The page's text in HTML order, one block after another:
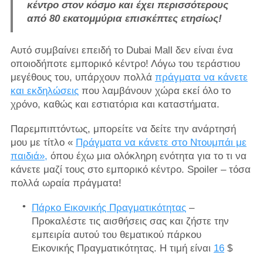
κέντρο στον κόσμο και έχει περισσότερους
από 80 εκατομμύρια επισκέπτες ετησίως!
Αυτό συμβαίνει επειδή το Dubai Mall δεν είναι ένα
οποιοδήποτε εμπορικό κέντρο! Λόγω του τεράστιου
μεγέθους του, υπάρχουν πολλά πράγματα να κάνετε
και εκδηλώσεις που λαμβάνουν χώρα εκεί όλο το
χρόνο, καθώς και εστιατόρια και καταστήματα.
Παρεμπιπτόντως, μπορείτε να δείτε την ανάρτησή
μου με τίτλο « Πράγματα να κάνετε στο Ντουμπάι με
παιδιά», όπου έχω μια ολόκληρη ενότητα για το τι να
κάνετε μαζί τους στο εμπορικό κέντρο. Spoiler – τόσα
πολλά ωραία πράγματα!
Πάρκο Εικονικής Πραγματικότητας –
Προκαλέστε τις αισθήσεις σας και ζήστε την
εμπειρία αυτού του θεματικού πάρκου
Εικονικής Πραγματικότητας. Η τιμή είναι 16$